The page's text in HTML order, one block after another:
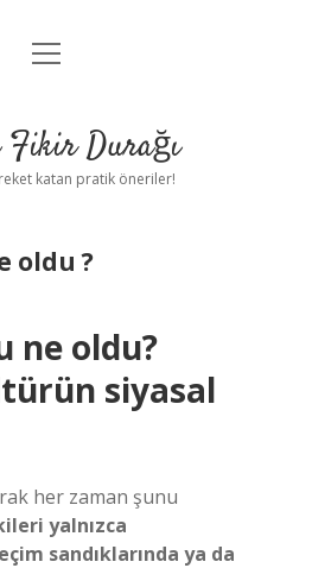
Anasayfa
Yasal Uyarı
menüyü
Fikir Durağı
katan pratik öneriler!
oldu ?
ne oldu?
siyasal
her zaman şunu
yalnızca
sandıklarında ya da